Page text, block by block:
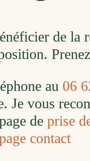
de la
au 06
Je vous
de prise
contact